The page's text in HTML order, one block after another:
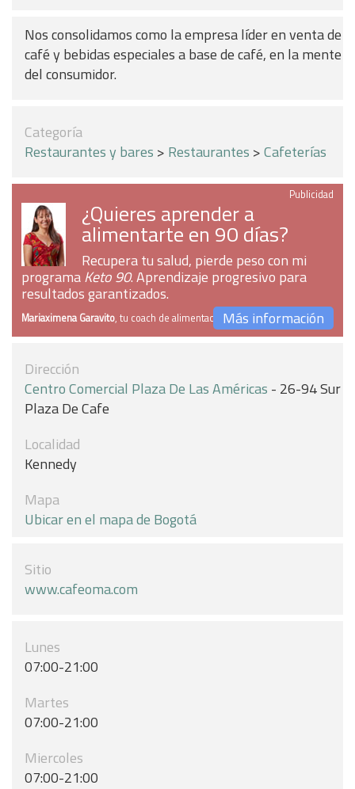
Nos consolidamos como la empresa líder en venta de
café y bebidas especiales a base de café, en la mente
del consumidor.
Categoría
Restaurantes y bares > Restaurantes >Cafeterías
Publicidad
¿Quieres aprender a
alimentarte en 90 días?
Recupera tu salud, pierde peso con mi
programaKeto 90. Aprendizaje progresivo para
resultados garantizados.
Mariaximena Garavito, tu coach de alimentaciónMás información
Dirección
Centro Comercial Plaza De Las Américas - 26-94 Sur
Plaza De Cafe
Localidad
Kennedy
Mapa
Ubicar en el mapa de Bogotá
Sitio
www.cafeoma.com
Lunes
07:00-21:00
Martes
07:00-21:00
Miercoles
07:00-21:00